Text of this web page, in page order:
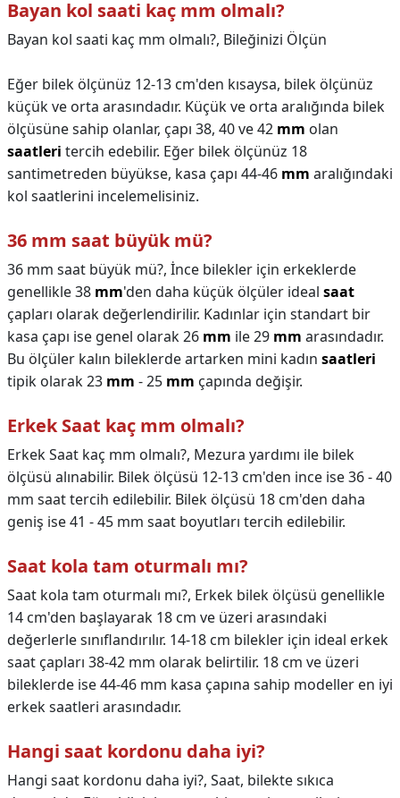
Bayan kol saati kaç mm olmalı?
Bayan kol saati kaç mm olmalı?, Bileğinizi Ölçün
Eğer bilek ölçünüz 12-13 cm'den kısaysa, bilek ölçünüz
küçük ve orta arasındadır. Küçük ve orta aralığında bilek
ölçüsüne sahip olanlar, çapı 38, 40 ve 42 mm olan
saatleri tercih edebilir. Eğer bilek ölçünüz 18
santimetreden büyükse, kasa çapı 44-46 mm aralığındaki
kol saatlerini incelemelisiniz.
36 mm saat büyük mü?
36 mm saat büyük mü?, İnce bilekler için erkeklerde
genellikle 38 mm'den daha küçük ölçüler ideal saat
çapları olarak değerlendirilir. Kadınlar için standart bir
kasa çapı ise genel olarak 26 mm ile 29 mm arasındadır.
Bu ölçüler kalın bileklerde artarken mini kadın saatleri
tipik olarak 23 mm - 25 mm çapında değişir.
Erkek Saat kaç mm olmalı?
Erkek Saat kaç mm olmalı?, Mezura yardımı ile bilek
ölçüsü alınabilir. Bilek ölçüsü 12-13 cm'den ince ise 36 - 40
mm saat tercih edilebilir. Bilek ölçüsü 18 cm'den daha
geniş ise 41 - 45 mm saat boyutları tercih edilebilir.
Saat kola tam oturmalı mı?
Saat kola tam oturmalı mı?, Erkek bilek ölçüsü genellikle
14 cm'den başlayarak 18 cm ve üzeri arasındaki
değerlerle sınıflandırılır. 14-18 cm bilekler için ideal erkek
saat çapları 38-42 mm olarak belirtilir. 18 cm ve üzeri
bileklerde ise 44-46 mm kasa çapına sahip modeller en iyi
erkek saatleri arasındadır.
Hangi saat kordonu daha iyi?
Hangi saat kordonu daha iyi?, Saat, bilekte sıkıca